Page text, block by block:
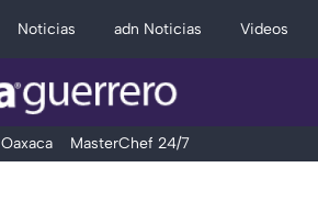
Noticias adn Noticias Videos
Oaxaca MasterChef 24/7